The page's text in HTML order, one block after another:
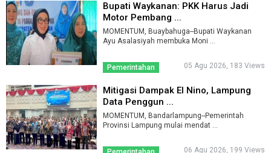
Bupati Waykanan: PKK Harus Jadi
Motor Pembang ...
MOMENTUM, Buaybahuga--Bupati Waykanan
Ayu Asalasiyah membuka Moni ...
Pemerintahan 05 Agu 2026, 183 Views
Mitigasi Dampak El Nino, Lampung
Data Penggun ...
MOMENTUM, Bandarlampung--Pemerintah
Provinsi Lampung mulai mendat ...
06 Agu 2026, 199 Views